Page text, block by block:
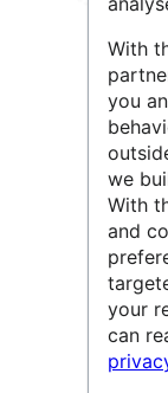
des
codes
Les
La
plan
With
you
we
With
and
your
can